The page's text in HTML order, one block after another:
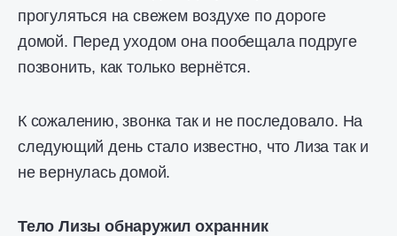
прогуляться на свежем воздухе по дороге
домой. Перед уходом она пообещала подруге
позвонить, как только вернётся.
К сожалению, звонка так и не последовало. На
следующий день стало известно, что Лиза так и
не вернулась домой.
Тело Лизы обнаружил охранник